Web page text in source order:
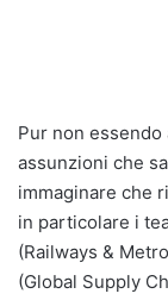
Pur non
assunzioni che
immaginare che
in particolare i
(Railways &
(Global Supply